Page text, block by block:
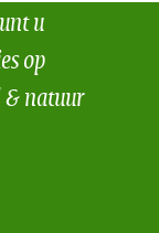
u
op
& natuur